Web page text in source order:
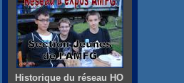
Historique du réseau HO